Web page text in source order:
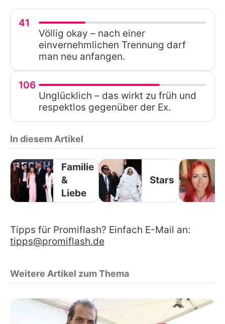
41
Völlig okay – nach einer
einvernehmlichen Trennung darf
man neu anfangen.
106
Unglücklich – das wirkt zu früh und
respektlos gegenüber der Ex.
In diesem Artikel
Familie
&
Liebe
Stars
Tipps für Promiflash? Einfach E-Mail an:
tipps@promiflash.de
Weitere Artikel zum Thema